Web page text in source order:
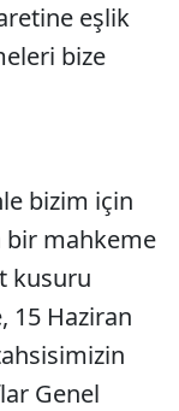
eşlik
bize
bizim için
bir mahkeme
kusuru
15 Haziran
Genel